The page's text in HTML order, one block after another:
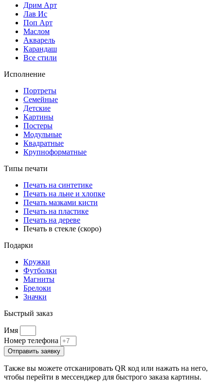
Дрим Арт
Лав Ис
Поп Арт
Маслом
Акварель
Карандаш
Все стили
Исполнение
Портреты
Семейные
Детские
Картины
Постеры
Модульные
Квадратные
Крупноформатные
Типы печати
Печать на синтетике
Печать на льне и хлопке
Печать мазками кисти
Печать на пластике
Печать на дереве
Печать в стекле (скоро)
Подарки
Кружки
Футболки
Магниты
Брелоки
Значки
Быстрый заказ
Имя
Номер телефона
Отправить заявку
Также вы можете отсканировать QR код или нажать на него,
чтобы перейти в мессенджер для быстрого заказа картины.